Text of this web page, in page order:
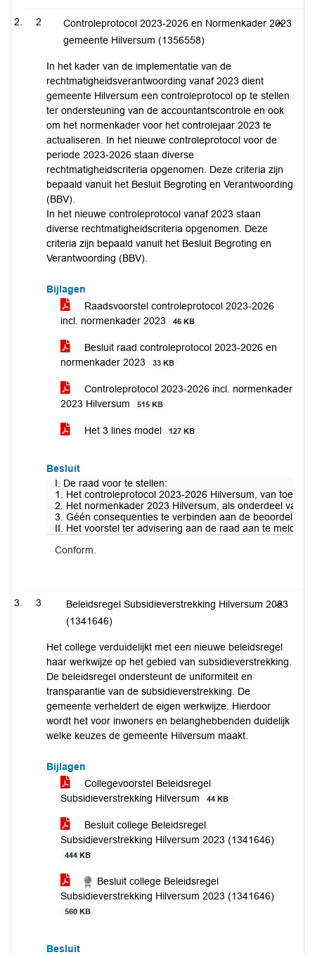
2
Controleprotocol 2023-2026 en Normenkader 2023
gemeente Hilversum (1356558)
In het kader van de implementatie van de
rechtmatigheidsverantwoording vanaf 2023 dient
gemeente Hilversum een controleprotocol op te stellen
ter ondersteuning van de accountantscontrole en ook
om het normenkader voor het controlejaar 2023 te
actualiseren. In het nieuwe controleprotocol voor de
periode 2023-2026 staan diverse
rechtmatigheidscriteria opgenomen. Deze criteria zijn
bepaald vanuit het Besluit Begroting en Verantwoording
(BBV).
In het nieuwe controleprotocol vanaf 2023 staan
diverse rechtmatigheidscriteria opgenomen. Deze
criteria zijn bepaald vanuit het Besluit Begroting en
Verantwoording (BBV).
Bijlagen
Raadsvoorstel controleprotocol 2023-2026
incl. normenkader 2023
46 KB
Besluit raad controleprotocol 2023-2026 en
normenkader 2023
33 KB
Controleprotocol 2023-2026 incl. normenkader
2023 Hilversum
515 KB
Het 3 lines model 127 KB
Besluit
I. De raad voor te stellen:
1. Het controleprotocol 2023-2026 Hilversum, van
2. Het normenkader 2023 Hilversum, als onderdeel van
3. Géén consequenties te verbinden aan de beoordeling
II. Het voorstel ter advisering aan de raad aan te melden
Conform.
3
Beleidsregel Subsidieverstrekking Hilversum 2023
(1341646)
Het college verduidelijkt met een nieuwe beleidsregel
haar werkwijze op het gebied van subsidieverstrekking.
De beleidsregel ondersteunt de uniformiteit en
transparantie van de subsidieverstrekking. De
gemeente verheldert de eigen werkwijze. Hierdoor
wordt het voor inwoners en belanghebbenden duidelijk
welke keuzes de gemeente Hilversum maakt.
Bijlagen
Collegevoorstel Beleidsregel
Subsidieverstrekking Hilversum
44 KB
Besluit college Beleidsregel
Subsidieverstrekking Hilversum 2023 (1341646)
444 KB
Besluit college Beleidsregel
Subsidieverstrekking Hilversum 2023 (1341646)
560 KB
Besluit